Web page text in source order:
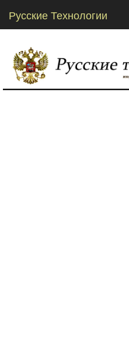
Русские Технологии